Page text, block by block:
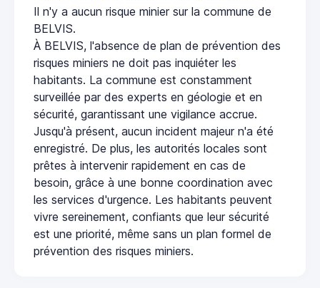
Il n'y a aucun risque minier sur la commune de
BELVIS.
À BELVIS, l'absence de plan de prévention des
risques miniers ne doit pas inquiéter les
habitants. La commune est constamment
surveillée par des experts en géologie et en
sécurité, garantissant une vigilance accrue.
Jusqu'à présent, aucun incident majeur n'a été
enregistré. De plus, les autorités locales sont
prêtes à intervenir rapidement en cas de
besoin, grâce à une bonne coordination avec
les services d'urgence. Les habitants peuvent
vivre sereinement, confiants que leur sécurité
est une priorité, même sans un plan formel de
prévention des risques miniers.